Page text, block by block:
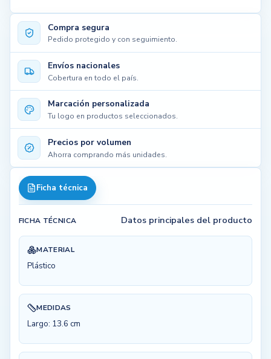
Compra segura
Pedido protegido y con seguimiento.
Envíos nacionales
Cobertura en todo el país.
Marcación personalizada
Tu logo en productos seleccionados.
Precios por volumen
Ahorra comprando más unidades.
Ficha técnica
FICHA TÉCNICA Datos principales del producto
MATERIAL
Plástico
MEDIDAS
Largo: 13.6 cm